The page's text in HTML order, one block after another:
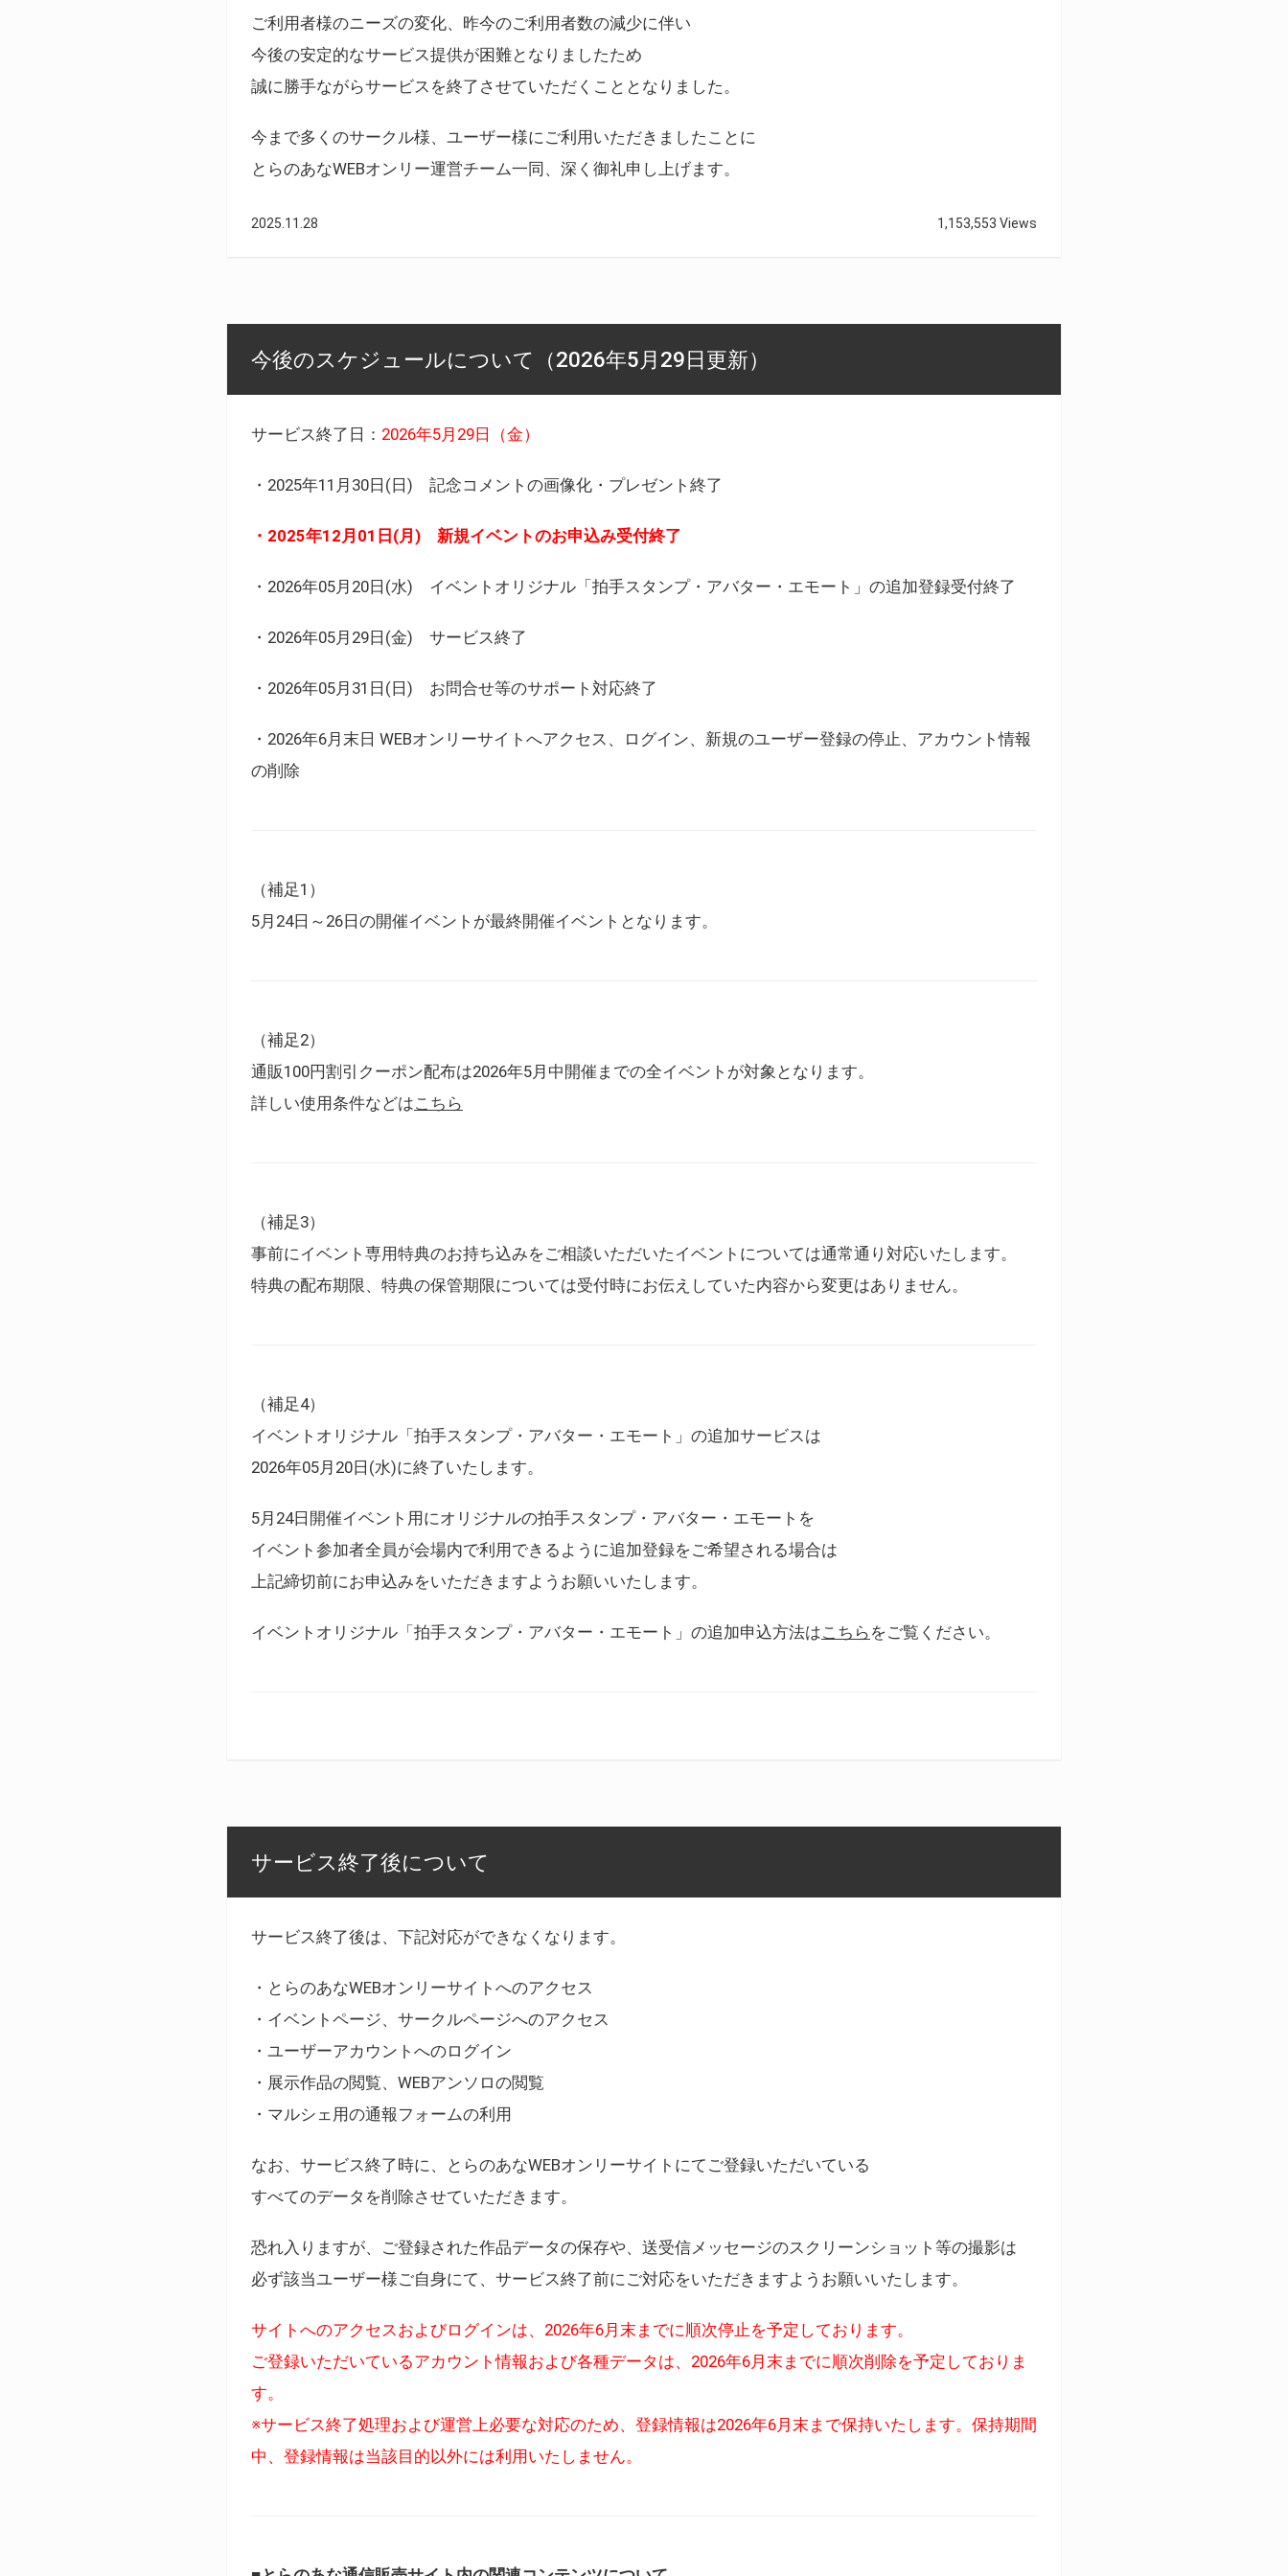
ご利用者様のニーズの変化、昨今のご利用者数の減少に伴い
今後の安定的なサービス提供が困難となりましたため
誠に勝手ながらサービスを終了させていただくこととなりました。
今まで多くのサークル様、ユーザー様にご利用いただきましたことに
とらのあなWEBオンリー運営チーム一同、深く御礼申し上げます。
2025.11.28 1,153,553 Views
今後のスケジュールについて（2026年5月29日更新）
サービス終了日： 2026年5月29日（金）
・2025年11月30日(日) 記念コメントの画像化・プレゼント終了
・2025年12月01日(月) 新規イベントのお申込み受付終了
・2026年05月20日(水) イベントオリジナル「拍手スタンプ・アバター・エモート」の追加登録受付終了
・2026年05月29日(金) サービス終了
・2026年05月31日(日) お問合せ等のサポート対応終了
・2026年6月末日 WEBオンリーサイトへアクセス、ログイン、新規のユーザー登録の停止、アカウント情報
の削除
（補足1）
5月24日～26日の開催イベントが最終開催イベントとなります。
（補足2）
通販100円割引クーポン配布は2026年5月中開催までの全イベントが対象となります。
詳しい使用条件などはこちら
（補足3）
事前にイベント専用特典のお持ち込みをご相談いただいたイベントについては通常通り対応いたします。
特典の配布期限、特典の保管期限については受付時にお伝えしていた内容から変更はありません。
（補足4）
イベントオリジナル「拍手スタンプ・アバター・エモート」の追加サービスは
2026年05月20日(水)に終了いたします。
5月24日開催イベント用にオリジナルの拍手スタンプ・アバター・エモートを
イベント参加者全員が会場内で利用できるように追加登録をご希望される場合は
上記締切前にお申込みをいただきますようお願いいたします。
イベントオリジナル「拍手スタンプ・アバター・エモート」の追加申込方法はこちら をご覧ください。
サービス終了後について
サービス終了後は、下記対応ができなくなります。
・とらのあなWEBオンリーサイトへのアクセス
・イベントページ、サークルページへのアクセス
・ユーザーアカウントへのログイン
・展示作品の閲覧、WEBアンソロの閲覧
・マルシェ用の通報フォームの利用
なお、サービス終了時に、とらのあなWEBオンリーサイトにてご登録いただいている
すべてのデータを削除させていただきます。
恐れ入りますが、ご登録された作品データの保存や、送受信メッセージのスクリーンショット等の撮影は
必ず該当ユーザー様ご自身にて、サービス終了前にご対応をいただきますようお願いいたします。
サイトへのアクセスおよびログインは、2026年6月末までに順次停止を予定しております。
ご登録いただいているアカウント情報および各種データは、2026年6月末までに順次削除を予定しておりま
す。
※サービス終了処理および運営上必要な対応のため、登録情報は2026年6月末まで保持いたします。保持期間
中、登録情報は当該目的以外には利用いたしません。